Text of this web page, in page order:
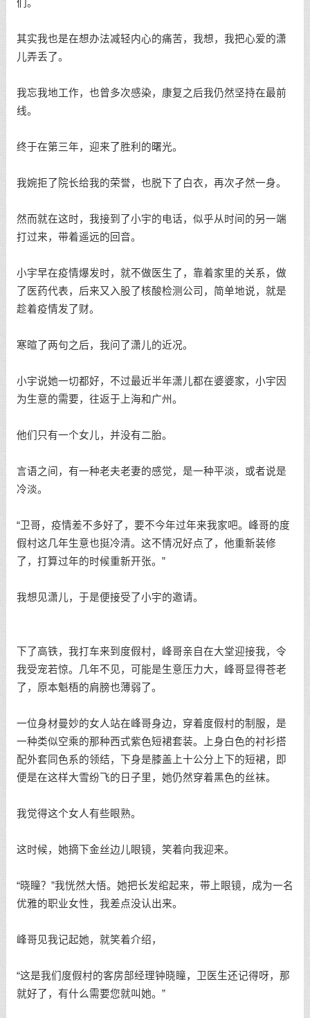
们。
其实我也是在想办法减轻内心的痛苦，我想，我把心爱的潇
儿弄丢了。
我忘我地工作，也曾多次感染，康复之后我仍然坚持在最前
线。
终于在第三年，迎来了胜利的曙光。
我婉拒了院长给我的荣誉，也脱下了白衣，再次孑然一身。
然而就在这时，我接到了小宇的电话，似乎从时间的另一端
打过来，带着遥远的回音。
小宇早在疫情爆发时，就不做医生了，靠着家里的关系，做
了医药代表，后来又入股了核酸检测公司，简单地说，就是
趁着疫情发了财。
寒暄了两句之后，我问了潇儿的近况。
小宇说她一切都好，不过最近半年潇儿都在婆婆家，小宇因
为生意的需要，往返于上海和广州。
他们只有一个女儿，并没有二胎。
言语之间，有一种老夫老妻的感觉，是一种平淡，或者说是
冷淡。
“卫哥，疫情差不多好了，要不今年过年来我家吧。峰哥的度
假村这几年生意也挺冷清。这不情况好点了，他重新装修
了，打算过年的时候重新开张。”
我想见潇儿，于是便接受了小宇的邀请。
下了高铁，我打车来到度假村，峰哥亲自在大堂迎接我，令
我受宠若惊。几年不见，可能是生意压力大，峰哥显得苍老
了，原本魁梧的肩膀也薄弱了。
一位身材曼妙的女人站在峰哥身边，穿着度假村的制服，是
一种类似空乘的那种西式紫色短裙套装。上身白色的衬衫搭
配外套同色系的领结，下身是膝盖上十公分上下的短裙，即
便是在这样大雪纷飞的日子里，她仍然穿着黑色的丝袜。
我觉得这个女人有些眼熟。
这时候，她摘下金丝边儿眼镜，笑着向我迎来。
“晓瞳？”我恍然大悟。她把长发绾起来，带上眼镜，成为一名
优雅的职业女性，我差点没认出来。
峰哥见我记起她，就笑着介绍，
“这是我们度假村的客房部经理钟晓瞳，卫医生还记得呀，那
就好了，有什么需要您就叫她。”